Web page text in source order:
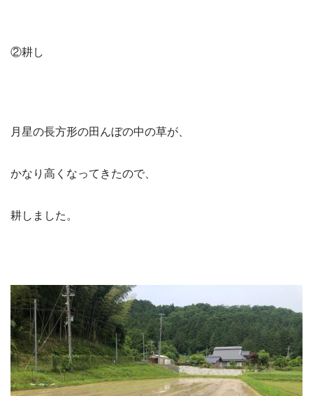
②耕し
月星の長方形の田んぼの中の草が、
かなり高くなってきたので、
耕しました。